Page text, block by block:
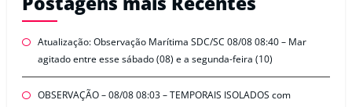
Atualização: Observação Marítima SDC/SC 08/08 08:40 – Mar
agitado entre esse sábado (08) e a segunda-feira (10)
OBSERVAÇÃO – 08/08 08:03 – TEMPORAIS ISOLADOS com